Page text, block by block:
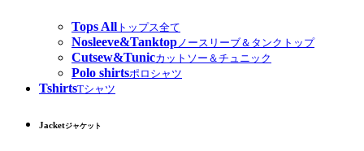
Tops All トップス全て
Nosleeve&Tanktopノースリーブ＆タンクトップ
Cutsew&Tunicカットソー＆チュニック
Polo shirtsポロシャツ
TshirtsTシャツ
Jacketジャケット